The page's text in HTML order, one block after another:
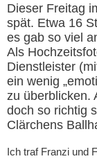
Dieser Freitag
spät. Etwa 16
es gab so viel
Als
Dienstleister
ein wenig
zu überblicken.
doch so richtig
Clärchens
Ich traf Franzi und